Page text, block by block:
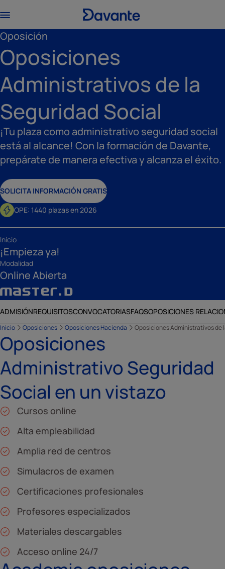
Oposición
Oposiciones
Administrativos de la
Seguridad Social
¡Tu plaza como administrativo seguridad social
está al alcance! Con la formación de Davante,
prepárate de manera efectiva y alcanza el éxito.
SOLICITA INFORMACIÓN GRATIS
OPE: 1440 plazas en 2026
Inicio
¡Empieza ya!
Modalidad
Online Abierta
ADMISIÓNREQUISITOSCONVOCATORIASFAQSOPOSICIONES
Inicio Oposiciones Oposiciones Hacienda Oposiciones Administrativos de
Oposiciones
Administrativo Seguridad
Social en un vistazo
Cursos online
Alta empleabilidad
Amplia red de centros
Simulacros de examen
Certificaciones profesionales
Profesores especializados
Materiales descargables
Acceso online 24/7